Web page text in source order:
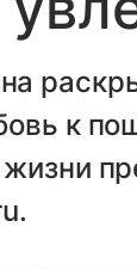
к
жизни